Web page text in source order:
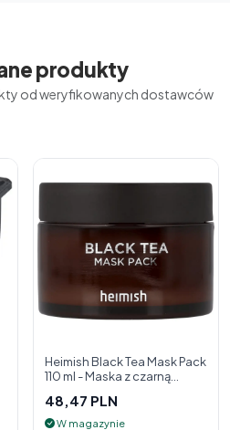
produkty
od weryfikowanych dostawców
Heimish Black Tea Mask Pack
110 ml - Maska z czarną
48,47 PLN
W magazynie